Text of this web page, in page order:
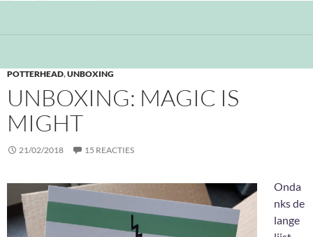
POTTERHEAD,UNBOXING
UNBOXING: MAGIC IS
MIGHT
21/02/2018 15 REACTIES
Onda
nks de
lange